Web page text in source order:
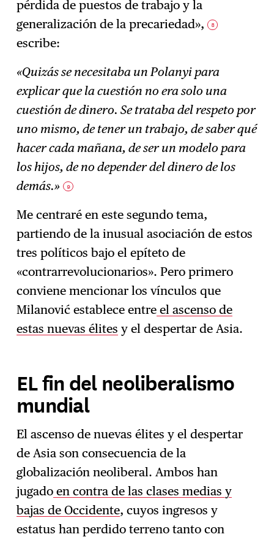
pérdida de puestos de trabajo y la
generalización de la precariedad», 8
escribe:
«Quizás se necesitaba un Polanyi para
explicar que la cuestión no era solo una
cuestión de dinero. Se trataba del respeto por
uno mismo, de tener un trabajo, de saber qué
hacer cada mañana, de ser un modelo para
los hijos, de no depender del dinero de los
demás.»
9
Me centraré en este segundo tema,
partiendo de la inusual asociación de estos
tres políticos bajo el epíteto de
«contrarrevolucionarios». Pero primero
conviene mencionar los vínculos que
Milanović establece entre el ascenso de
estas nuevas élites y el despertar de Asia.
EL fin del neoliberalismo
mundial
El ascenso de nuevas élites y el despertar
de Asia son consecuencia de la
globalización neoliberal. Ambos han
jugado en contra de las clases medias y
bajas de Occidente, cuyos ingresos y
estatus han perdido terreno tanto con